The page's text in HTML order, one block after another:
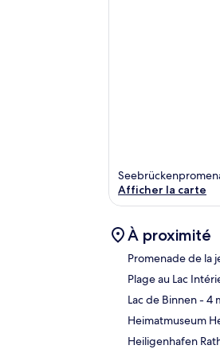
Afficher la carte
À proximité
Promenade de la
Plage au Lac
Lac de Binnen- 4
Heimatmuseum
Heiligenhafen